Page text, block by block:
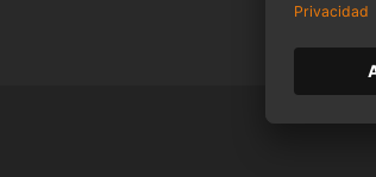
Miniature Clip Mic System